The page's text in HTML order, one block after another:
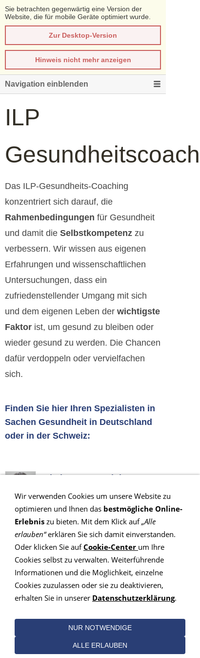
Sie betrachten gegenwärtig eine Version der
Website, die für mobile Geräte optimiert wurde.
Zur Desktop-Version
Hinweis nicht mehr anzeigen
Navigation einblenden
ILP
Gesundheitscoach
Das ILP-Gesundheits-Coaching
konzentriert sich darauf, die
Rahmenbedingungen für Gesundheit
und damit die Selbstkompetenz zu
verbessern. Wir wissen aus eigenen
Erfahrungen und wissenschaftlichen
Untersuchungen, dass ein
zufriedenstellender Umgang mit sich
und dem eigenen Leben der wichtigste
Faktor ist, um gesund zu bleiben oder
wieder gesund zu werden. Die Chancen
dafür verdoppeln oder vervielfachen
sich.
Finden Sie hier Ihren Spezialisten in
Sachen Gesundheit in Deutschland
oder in der Schweiz:
Friedmann, Gundula
PLZ: 74182, Obersulm
Niederer, Beatrice
PLZ: 4702, Oensingen
Munz-Eiglsperger, Ute
Landis, Katharina
PLZ: 79682, Todtmoos
Wir verwenden Cookies um unsere Website zu
optimieren und Ihnen das bestmögliche Online-
Erlebnis zu bieten. Mit dem Klick auf„Alle
erlauben“erklären Sie sich damit einverstanden.
Oder klicken Sie aufCookie-Center um Ihre
Cookies selbst zu verwalten. Weiterführende
Informationen und die Möglichkeit, einzelne
Cookies zuzulassen oder sie zu deaktivieren,
erhalten Sie in unserer Datenschutzerklärung.
NUR NOTWENDIGE
ALLE ERLAUBEN